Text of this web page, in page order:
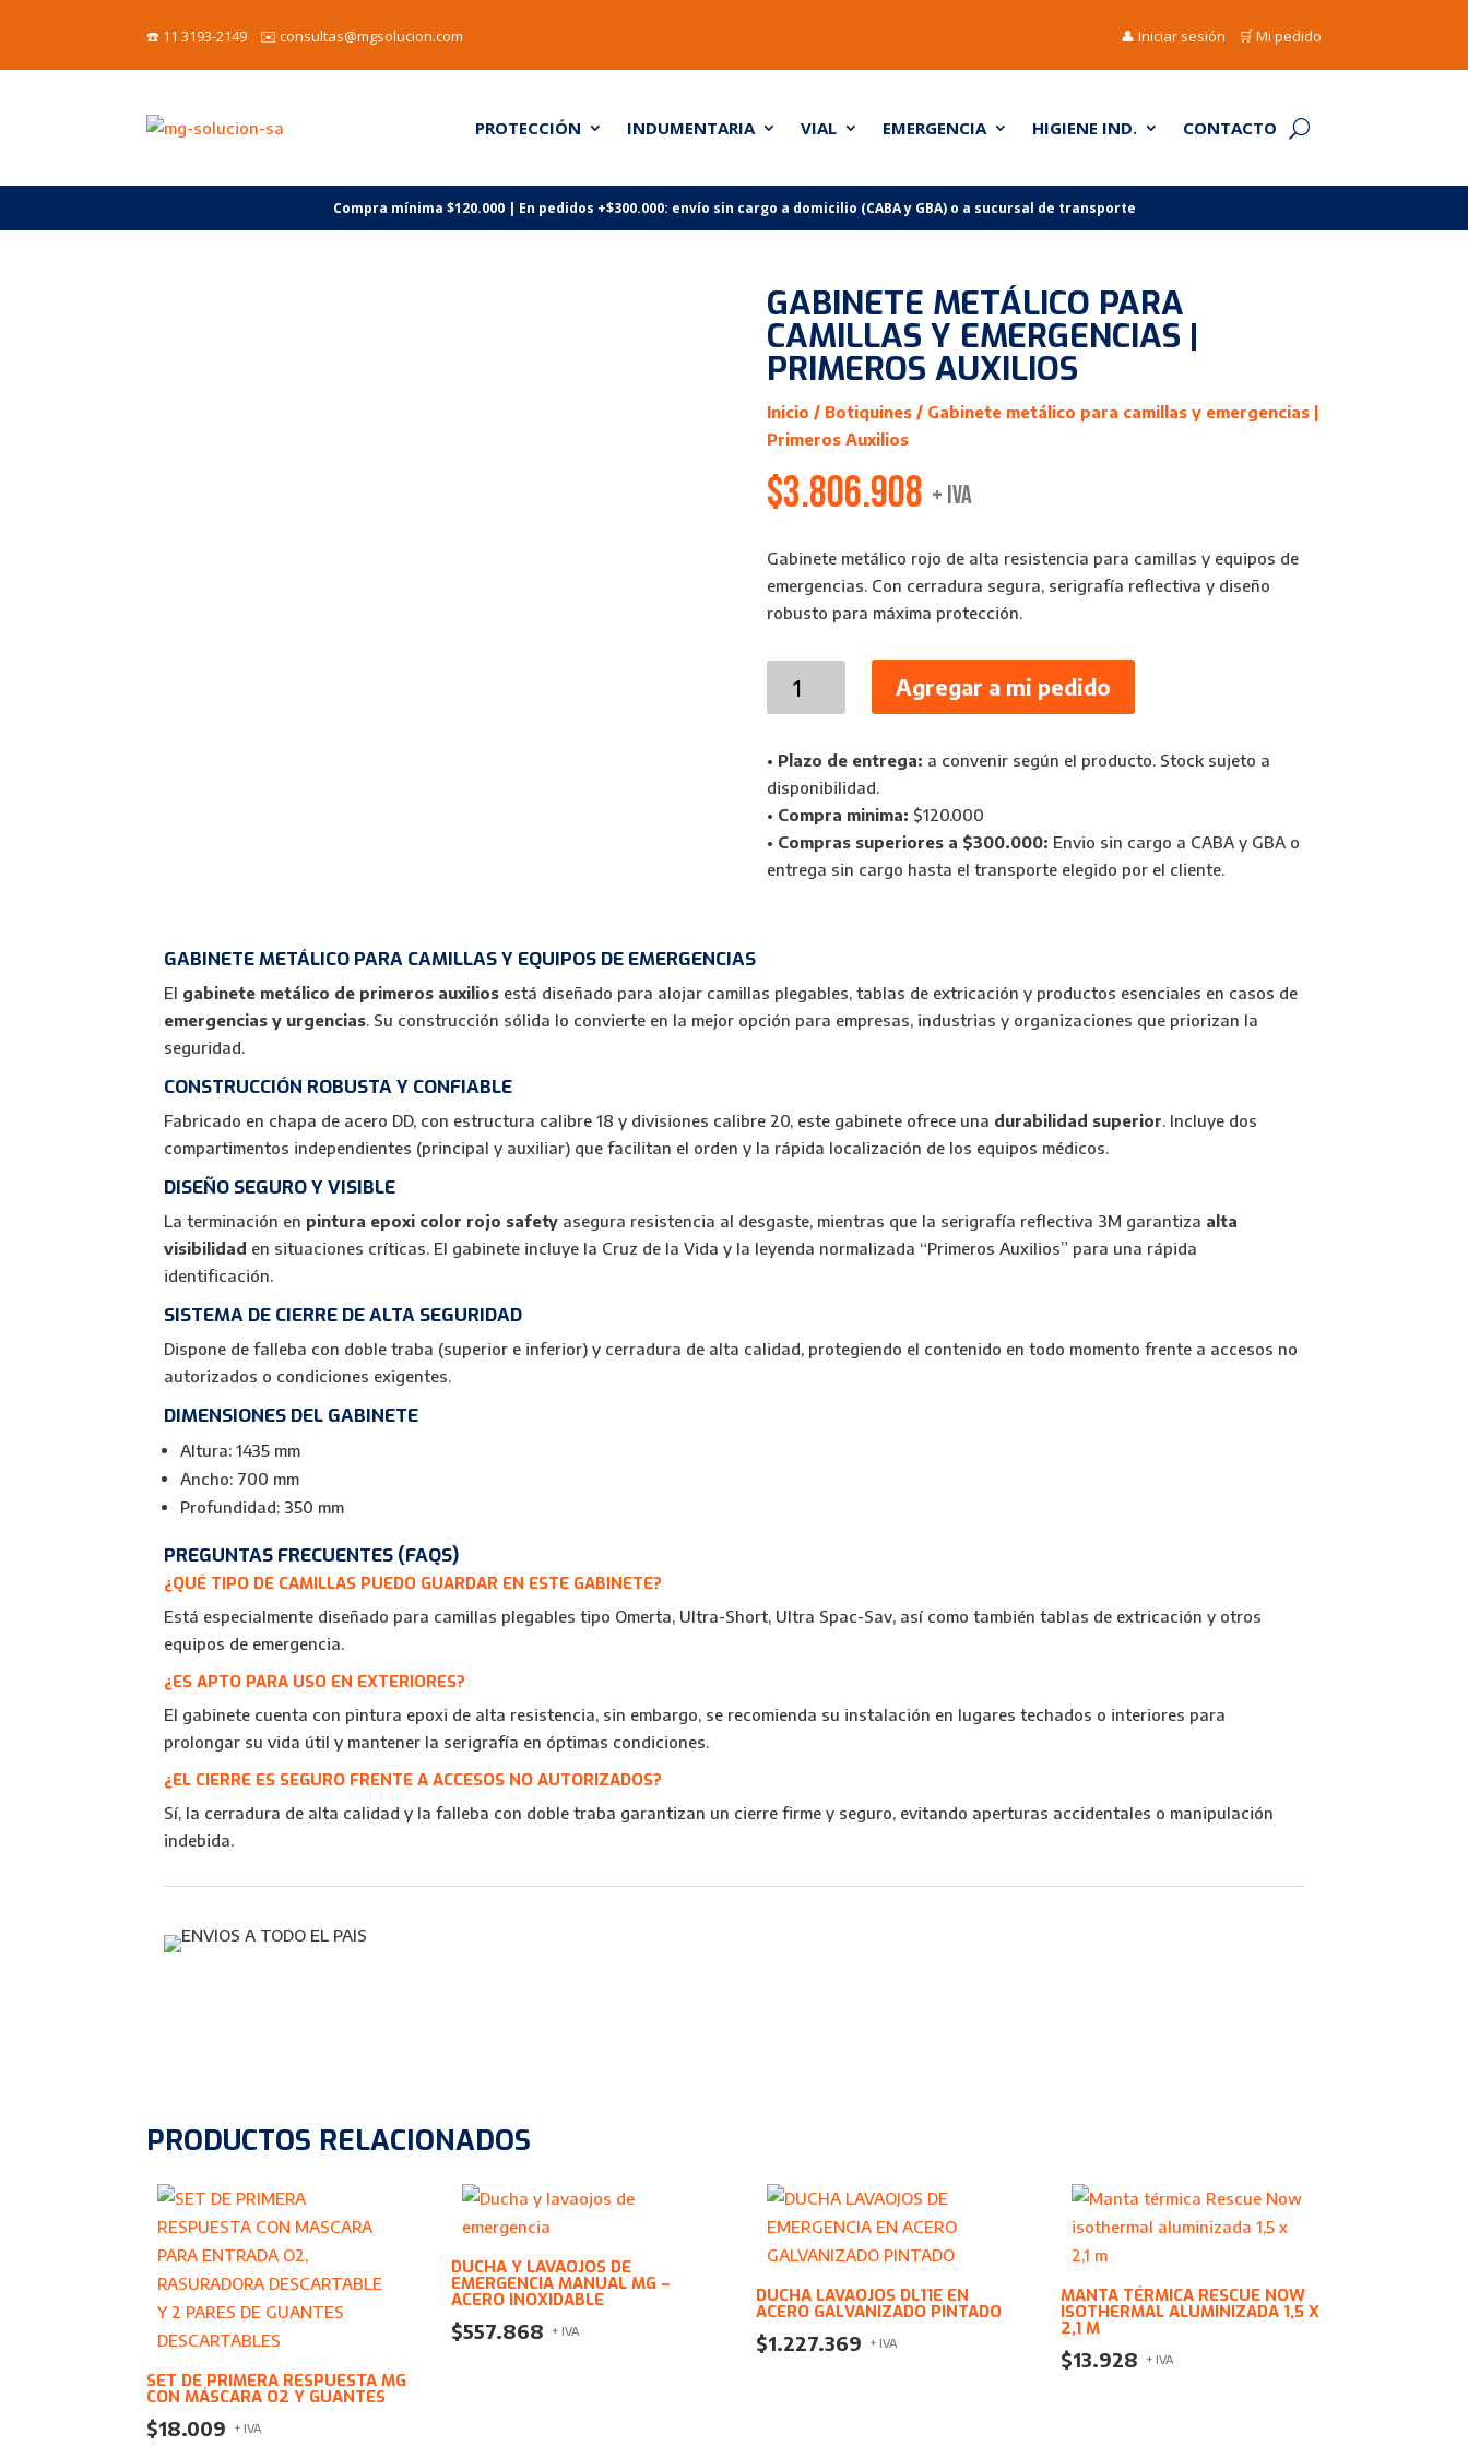
☎️ 11 3193-2149 ✉️ consultas@mgsolucion.com 👤 Iniciar sesión 🛒 Mi pedido
PROTECCIÓN INDUMENTARIA VIAL EMERGENCIA HIGIENE IND. CONTACTO
Compra mínima $120.000 | En pedidos +$300.000: envío sin cargo a domicilio (CABA y GBA) o a sucursal de transporte
GABINETE METÁLICO PARA
CAMILLAS Y EMERGENCIAS |
PRIMEROS AUXILIOS
Inicio / Botiquines/ Gabinete metálico para camillas y emergencias |
Primeros Auxilios
$3.806.908 + IVA
Gabinete metálico rojo de alta resistencia para camillas y equipos de
emergencias. Con cerradura segura, serigrafía reflectiva y diseño
robusto para máxima protección.
metálico
camillas
y
emergencias
Primeros
Agregar a mi pedido
• Plazo de entrega: a convenir según el producto. Stock sujeto a
disponibilidad.
• Compra minima: $120.000
• Compras superiores a $300.000: Envio sin cargo a CABA y GBA o
entrega sin cargo hasta el transporte elegido por el cliente.
GABINETE METÁLICO PARA CAMILLAS Y EQUIPOS DE EMERGENCIAS
El gabinete metálico de primeros auxilios está diseñado para alojar camillas plegables, tablas de extricación y productos esenciales en casos de
emergencias y urgencias. Su construcción sólida lo convierte en la mejor opción para empresas, industrias y organizaciones que priorizan la
seguridad.
CONSTRUCCIÓN ROBUSTA Y CONFIABLE
Fabricado en chapa de acero DD, con estructura calibre 18 y divisiones calibre 20, este gabinete ofrece una durabilidad superior. Incluye dos
compartimentos independientes (principal y auxiliar) que facilitan el orden y la rápida localización de los equipos médicos.
DISEÑO SEGURO Y VISIBLE
La terminación en pintura epoxi color rojo safety asegura resistencia al desgaste, mientras que la serigrafía reflectiva 3M garantiza alta
visibilidad en situaciones críticas. El gabinete incluye la Cruz de la Vida y la leyenda normalizada “Primeros Auxilios” para una rápida
identificación.
SISTEMA DE CIERRE DE ALTA SEGURIDAD
Dispone de falleba con doble traba (superior e inferior) y cerradura de alta calidad, protegiendo el contenido en todo momento frente a accesos no
autorizados o condiciones exigentes.
DIMENSIONES DEL GABINETE
Altura: 1435 mm
Ancho: 700 mm
Profundidad: 350 mm
PREGUNTAS FRECUENTES (FAQS)
¿QUÉ TIPO DE CAMILLAS PUEDO GUARDAR EN ESTE GABINETE?
Está especialmente diseñado para camillas plegables tipo Omerta, Ultra-Short, Ultra Spac-Sav, así como también tablas de extricación y otros
equipos de emergencia.
¿ES APTO PARA USO EN EXTERIORES?
El gabinete cuenta con pintura epoxi de alta resistencia, sin embargo, se recomienda su instalación en lugares techados o interiores para
prolongar su vida útil y mantener la serigrafía en óptimas condiciones.
¿EL CIERRE ES SEGURO FRENTE A ACCESOS NO AUTORIZADOS?
Sí, la cerradura de alta calidad y la falleba con doble traba garantizan un cierre firme y seguro, evitando aperturas accidentales o manipulación
indebida.
PRODUCTOS RELACIONADOS
SET DE PRIMERA RESPUESTA MG
CON MÁSCARA O2 Y GUANTES
$18.009 + IVA
DUCHA Y LAVAOJOS DE
EMERGENCIA MANUAL MG –
ACERO INOXIDABLE
$557.868 + IVA
DUCHA LAVAOJOS DL11E EN
ACERO GALVANIZADO PINTADO
$1.227.369 + IVA
MANTA TÉRMICA RESCUE NOW
ISOTHERMAL ALUMINIZADA 1,5 X
2,1 M
$13.928 + IVA